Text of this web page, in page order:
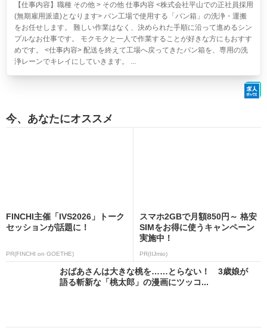
【仕事内容】職種 その他 > その他 仕事内容 <株式会社平山での正社員採用
(無期雇用派遣)となります> パン工場で使用する「パン箱」の洗浄・運搬
をお任せします。 難しい作業はなく、決められた手順に沿って進めるシン
プルなお仕事です。 モクモクと一人で作業することが好きな方にもおすす
めです。 <仕事内容> 配送を終えて工場へ戻ってきたパン箱を、専用の洗
浄レーンでキレイにしていきます。 ...
今、あなたにオススメ
FINCHI主催「IVS2026」トーク
セッションが話題に！
PR(FINCHI on GOETHE)
スマホ2GBで月額850円～ 格安
SIMをお得に使うキャンペーン
実施中！
PR(IIJmio)
おばあさんは大きな桃を……とらない！ 3歳娘が
語る斬新な「桃太郎」の漫画にツッコ...